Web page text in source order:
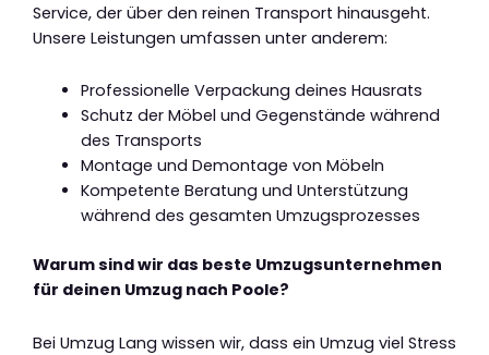
Service, der über den reinen Transport hinausgeht.
Unsere Leistungen umfassen unter anderem:
Professionelle Verpackung deines Hausrats
Schutz der Möbel und Gegenstände während
des Transports
Montage und Demontage von Möbeln
Kompetente Beratung und Unterstützung
während des gesamten Umzugsprozesses
Warum sind wir das beste Umzugsunternehmen
für deinen Umzug nach Poole?
Bei Umzug Lang wissen wir, dass ein Umzug viel Stress